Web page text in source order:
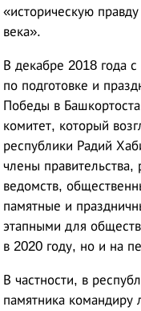
«историческую
века».
В декабре 2018 года
по подготовке и
Победы в
комитет, который
республики Радий
члены правительства,
ведомств,
памятные и
этапными для
в 2020 году, но и на
В частности, в
памятника командиру